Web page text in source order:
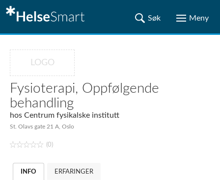
LOGO
Fysioterapi, Oppfølgende
behandling
hos Centrum fysikalske institutt
St. Olavs gate 21 A, Oslo
(0)
INFO ERFARINGER